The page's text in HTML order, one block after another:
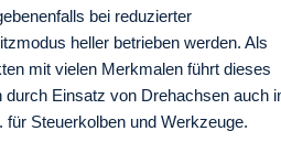
bei reduzierter
heller betrieben werden. Als
mit vielen Merkmalen führt dieses
Einsatz von Drehachsen auch
Steuerkolben und Werkzeuge.